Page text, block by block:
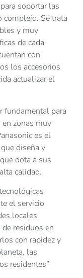
soportar las
complejo. Se trata
y muy
de cada
con
los accesorios
actualizar el
fundamental para
zonas muy
es el
diseña y
dota a sus
calidad.
el servicio
locales
residuos en
con rapidez y
las
residentes”